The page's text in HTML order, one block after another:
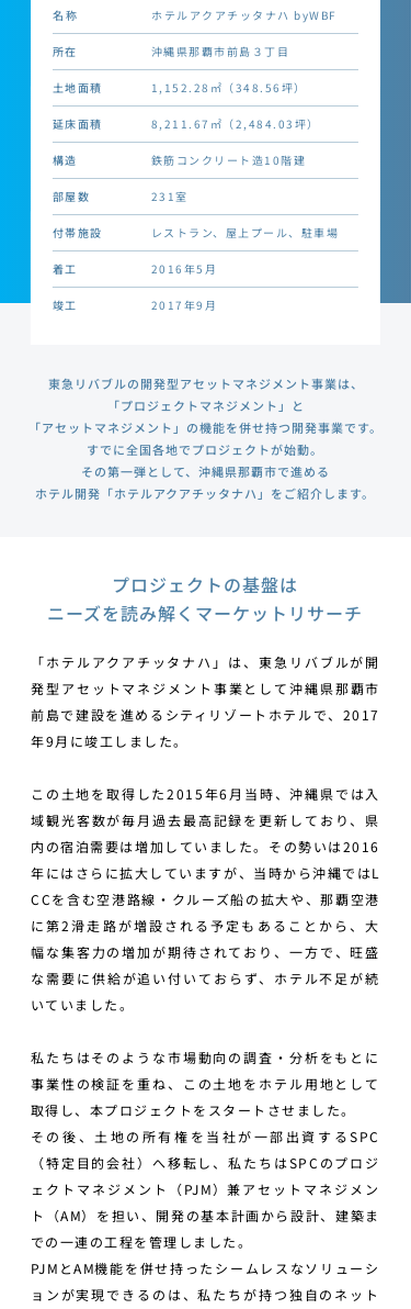
名称 ホテルアクアチッタナハ byWBF
所在 沖縄県那覇市前島３丁目
土地面積 1,152.28㎡（348.56坪）
延床面積 8,211.67㎡（2,484.03坪）
構造 鉄筋コンクリート造10階建
部屋数 231室
付帯施設 レストラン、屋上プール、駐車場
着工 2016年5月
竣工 2017年9月
東急リバブルの開発型アセットマネジメント事業は、
「プロジェクトマネジメント」と
「アセットマネジメント」の機能を併せ持つ開発事業です。
すでに全国各地でプロジェクトが始動。
その第一弾として、沖縄県那覇市で進める
ホテル開発「ホテルアクアチッタナハ」をご紹介します。
プロジェクトの基盤は
ニーズを読み解くマーケットリサーチ
「ホテルアクアチッタナハ」は、東急リバブルが開
発型アセットマネジメント事業として沖縄県那覇市
前島で建設を進めるシティリゾートホテルで、2017
年9月に竣工しました。
この土地を取得した2015年6月当時、沖縄県では入
域観光客数が毎月過去最高記録を更新しており、県
内の宿泊需要は増加していました。その勢いは2016
年にはさらに拡大していますが、当時から沖縄ではL
CCを含む空港路線・クルーズ船の拡大や、那覇空港
に第2滑走路が増設される予定もあることから、大
幅な集客力の増加が期待されており、一方で、旺盛
な需要に供給が追い付いておらず、ホテル不足が続
いていました。
私たちはそのような市場動向の調査・分析をもとに
事業性の検証を重ね、この土地をホテル用地として
取得し、本プロジェクトをスタートさせました。
その後、土地の所有権を当社が一部出資するSPC
（特定目的会社）へ移転し、私たちはSPCのプロジ
ェクトマネジメント（PJM）兼アセットマネジメン
ト（AM）を担い、開発の基本計画から設計、建築ま
での一連の工程を管理しました。
PJMとAM機能を併せ持ったシームレスなソリューシ
ョンが実現できるのは、私たちが持つ独自のネット